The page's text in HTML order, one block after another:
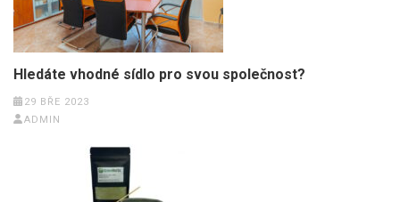
Hledáte vhodné sídlo pro svou společnost?
29 BŘE 2023
ADMIN